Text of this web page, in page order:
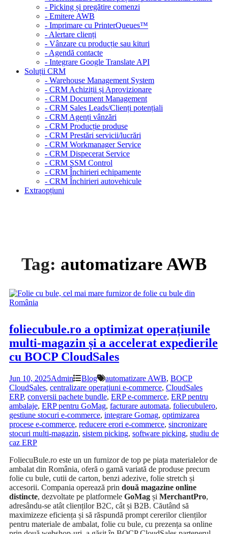
- Picking și pregătire comenzi
- Emitere AWB
- Imprimare cu PrinterQueues™
- Alertare clienți
- Vânzare cu producție sau kituri
- Agendă contacte
- Integrare Google Translate API
Soluții CRM
- Warehouse Management System
- CRM Achiziții și Aprovizionare
- CRM Document Management
- CRM Sales Leads/Clienți potențiali
- CRM Agenți vânzări
- CRM Producție produse
- CRM Prestări servicii/lucrări
- CRM Workmanager Service
- CRM Dispecerat Service
- CRM SSM Control
- CRM Închirieri echipamente
- CRM Închirieri autovehicule
Extraopțiuni
Tag: automatizare AWB
foliecubule.ro a optimizat operațiunile
multi-magazin și a accelerat expedierile
cu BOCP CloudSales
Jun 10, 2025Admin Blog automatizare AWB, BOCP
CloudSales, centralizare operațiuni e-commerce, CloudSales
ERP, conversii pachete bundle, ERP e-commerce, ERP pentru
ambalaje, ERP pentru GoMag, facturare automata, foliecubulero,
gestiune stocuri e-commerce, integrare Gomag, optimizarea
procese e-commerce, reducere erori e-commerce, sincronizare
stocuri multi-magazin, sistem picking, software picking, studiu de
caz ERP
FoliecuBule.ro este un un furnizor de top pe piața materialelor de
ambalat din România, oferă o gamă variată de produse precum
folie cu bule, cutii de carton, benzi adezive, folie stretch și
accesorii. Compania operează prin două magazine online
distincte, dezvoltate pe platformele GoMag și MerchantPro,
adresându-se atât clienților B2C, cât și B2B. Căutând să
maximizeze eficiența și să răspundă prompt cererilor clienților
pentru materiale de ambalat, folie cu bule, cu prezența sa online